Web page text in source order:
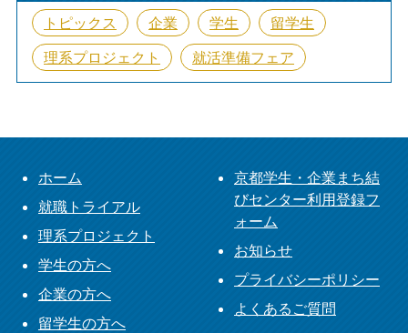
トピックス 企業 学生
留学生
理系プロジェクト
就活準備フェア
ホーム
就職トライアル
理系プロジェクト
学生の方へ
企業の方へ
留学生の方へ
京都学生・企業まち結
びセンター利用登録フ
ォーム
お知らせ
プライバシーポリシー
よくあるご質問